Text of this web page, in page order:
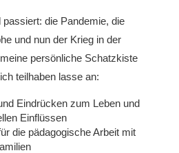
die Pandemie, die
und nun der Krieg in der
persönliche Schatzkiste
teilhaben lasse an:
Eindrücken zum Leben und
Einflüssen
die pädagogische Arbeit mit